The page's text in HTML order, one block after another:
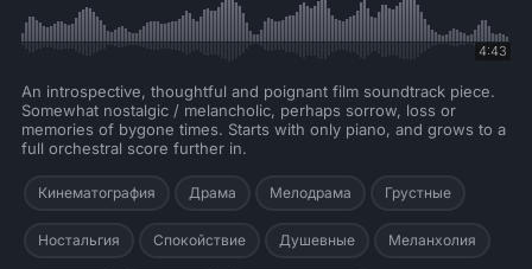
4:43
An introspective, thoughtful and poignant film soundtrack piece.
Somewhat nostalgic / melancholic, perhaps sorrow, loss or
memories of bygone times. Starts with only piano, and grows to a
full orchestral score further in.
Кинематография Драма Мелодрама Грустные
Ностальгия Спокойствие Душевные Меланхолия